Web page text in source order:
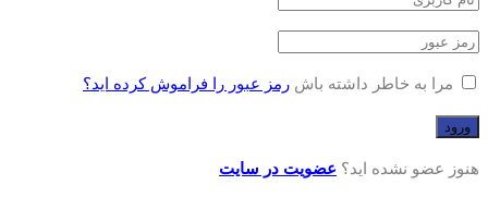
مرا به خاطر داشته باش رمز عبور را فراموش کرده اید؟
هنوز عضو نشده اید؟ عضویت در سایت